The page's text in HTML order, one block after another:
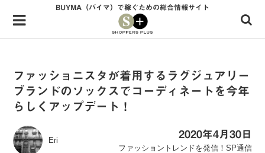
Menu
HOME
34歳独身OLバイマ実践記
ファッショントレンドを発信！SP通信
BUYMA（バイマ）で稼ぐための総合情報サイト
ファッショニスタが着用するラグジュアリー
ブランドのソックスでコーディネートを今年
らしくアップデート！
Eri
2020年4月30日
ファッショントレンドを発信！SP通信